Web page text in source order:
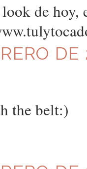
de hoy,
the belt:)